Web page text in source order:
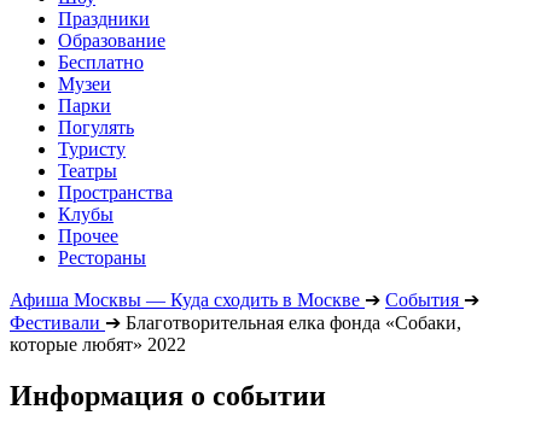
Праздники
Образование
Бесплатно
Музеи
Парки
Погулять
Туристу
Театры
Пространства
Клубы
Прочее
Рестораны
Афиша Москвы — Куда сходить в Москве ➔ События ➔
Фестивали ➔ Благотворительная елка фонда «Собаки,
которые любят» 2022
Информация о событии